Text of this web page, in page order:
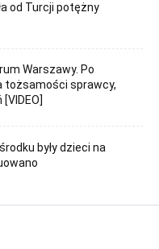
od Turcji potężny
Warszawy. Po
tożsamości sprawcy,
były dzieci na